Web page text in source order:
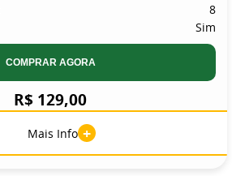
8
Sim
COMPRAR AGORA
R$ 129,00
Mais Info +